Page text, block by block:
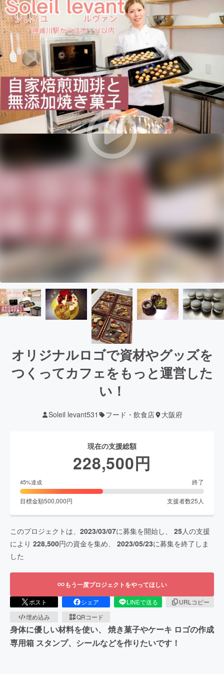
オリジナルロゴで資材やグッズを
つくってカフェをもっと運営した
い！
Soleil levant531 フード・飲食店 大阪府
現在の支援総額
228,500円
45%達成 終了
目標金額500,000円 支援者数25 人
このプロジェクトは、 2023/03/07に募集を開始し、 25人の支援
により 228,500円の資金を集め、 2023/05/23に募集を終了しま
した
もう一度プロジェクトをやってほしい
ポスト シェア LINEで送る
URLコピー
埋め込み
QRコード
身体に優しい材料を使い、 焼き菓子やケーキ ロゴの作成
専用箱 スタンプ、シールなどを作りたいです！